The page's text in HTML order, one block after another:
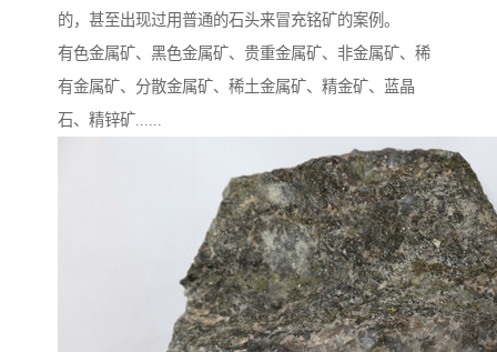
的，甚至出现过用普通的石头来冒充铭矿的案例。
有色金属矿、黑色金属矿、贵重金属矿、非金属矿、稀
有金属矿、分散金属矿、稀土金属矿、精金矿、蓝晶
石、精锌矿......